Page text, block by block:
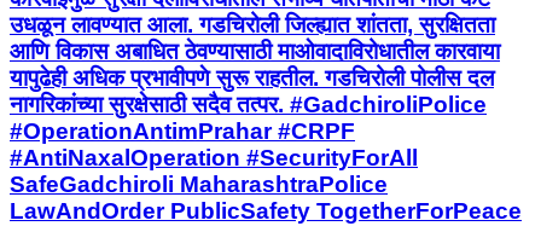
उधळून लावण्यात आला. गडचिरोली जिल्ह्यात शांतता, सुरक्षितता
आणि विकास अबाधित ठेवण्यासाठी माओवादाविरोधातील कारवाया
यापुढेही अधिक प्रभावीपणे सुरू राहतील. गडचिरोली पोलीस दल
नागरिकांच्या सुरक्षेसाठी सदैव तत्पर. #GadchiroliPolice
#OperationAntimPrahar #CRPF
#AntiNaxalOperation #SecurityForAll
SafeGadchiroli MaharashtraPolice
LawAndOrder PublicSafety TogetherForPeace